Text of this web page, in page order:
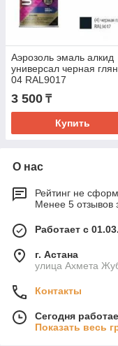
Аэрозоль эмаль алкид
универсал черная
04 RAL9017
(Транспортный
400мл INRAL_(5234)
3 500 ₸
Купить
О нас
Рейтинг не
Менее 5 отзывов
Работает с
г. Астана
улица Ахмета
Контакты
Сегодня
Показать весь